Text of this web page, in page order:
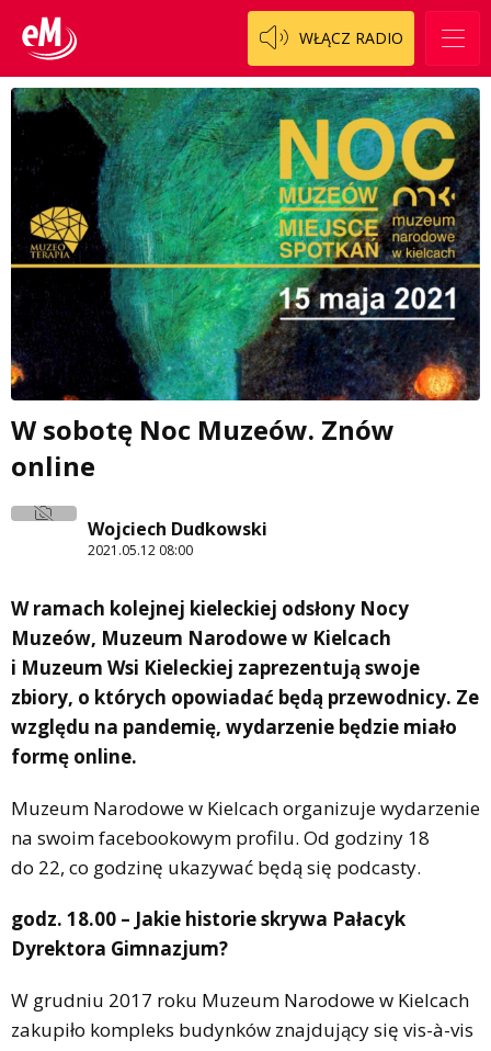
WŁĄCZ RADIO
W sobotę Noc Muzeów. Znów
online
Wojciech Dudkowski
2021.05.12 08:00
W ramach kolejnej kieleckiej odsłony Nocy
Muzeów, Muzeum Narodowe w Kielcach
i Muzeum Wsi Kieleckiej zaprezentują swoje
zbiory, o których opowiadać będą przewodnicy. Ze
względu na pandemię, wydarzenie będzie miało
formę online.
Muzeum Narodowe w Kielcach organizuje wydarzenie
na swoim facebookowym profilu. Od godziny 18
do 22, co godzinę ukazywać będą się podcasty.
godz. 18.00 – Jakie historie skrywa Pałacyk
Dyrektora Gimnazjum?
W grudniu 2017 roku Muzeum Narodowe w Kielcach
zakupiło kompleks budynków znajdujący się vis-à-vis